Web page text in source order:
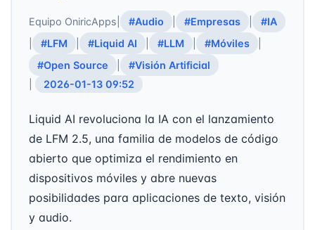
Equipo OniricApps #Audio #Empresas
#IA
#LFM #Liquid AI #LLM #Móviles
#Open Source
#Visión Artificial
2026-01-13 09:52
Liquid AI revoluciona la IA con el lanzamiento
de LFM 2.5, una familia de modelos de código
abierto que optimiza el rendimiento en
dispositivos móviles y abre nuevas
posibilidades para aplicaciones de texto, visión
y audio.